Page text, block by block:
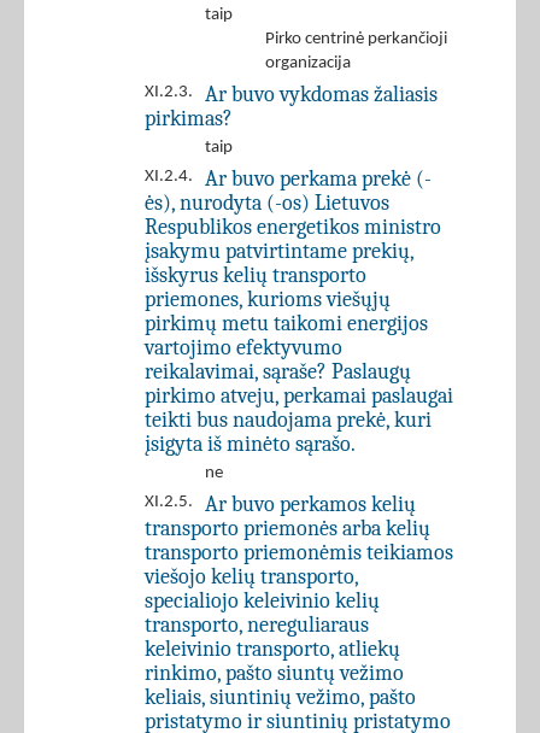
taip
Pirko centrinė perkančioji
organizacija
XI.2.3.
Ar buvo vykdomas žaliasis
pirkimas?
taip
XI.2.4.
Ar buvo perkama prekė (-
ės), nurodyta (-os) Lietuvos
Respublikos energetikos ministro
įsakymu patvirtintame prekių,
išskyrus kelių transporto
priemones, kurioms viešųjų
pirkimų metu taikomi energijos
vartojimo efektyvumo
reikalavimai, sąraše? Paslaugų
pirkimo atveju, perkamai paslaugai
teikti bus naudojama prekė, kuri
įsigyta iš minėto sąrašo.
ne
XI.2.5.
Ar buvo perkamos kelių
transporto priemonės arba kelių
transporto priemonėmis teikiamos
viešojo kelių transporto,
specialiojo keleivinio kelių
transporto, nereguliaraus
keleivinio transporto, atliekų
rinkimo, pašto siuntų vežimo
keliais, siuntinių vežimo, pašto
pristatymo ir siuntinių pristatymo